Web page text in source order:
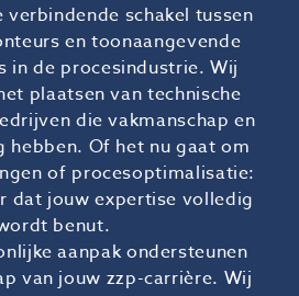
verbindende schakel tussen
en toonaangevende
in de procesindustrie. Wij
plaatsen van technische
die vakmanschap en
Of het nu gaat om
of procesoptimalisatie:
dat jouw expertise volledig
benut.
aanpak ondersteunen
van jouw zzp-carrière. Wij